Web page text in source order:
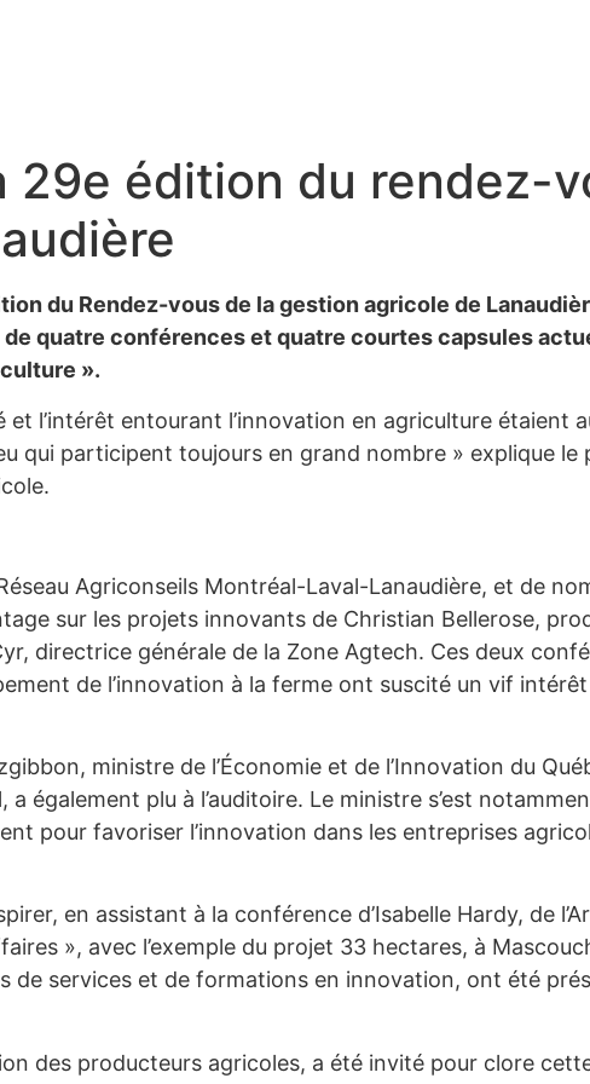
29e édition du rendez-
du Rendez-vous de la gestion agricole de
quatre conférences et quatre courtes capsules
».
l’intérêt entourant l’innovation en agriculture étaient
qui participent toujours en grand nombre » explique le
Agriconseils Montréal-Laval-Lanaudière, et de
sur les projets innovants de Christian Bellerose,
directrice générale de la Zone Agtech. Ces deux
de l’innovation à la ferme ont suscité un vif
ministre de l’Économie et de l’Innovation du
également plu à l’auditoire. Le ministre s’est
pour favoriser l’innovation dans les entreprises
en assistant à la conférence d’Isabelle Hardy, de
», avec l’exemple du projet 33 hectares, à
de services et de formations en innovation, ont été
des producteurs agricoles, a été invité pour clore